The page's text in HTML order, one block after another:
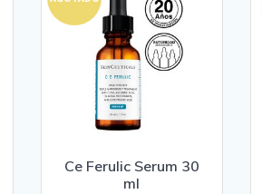
Ce Ferulic Serum 30
ml